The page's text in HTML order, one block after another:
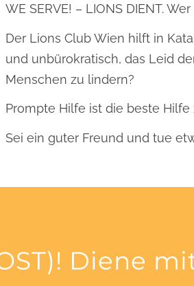
WE SERVE! – LIONS DIENT.
Der Lions Club Wien hilft in
und unbürokratisch, das Leid
Menschen zu lindern?
Prompte Hilfe ist die beste Hilfe
Sei ein guter Freund und tue
Diene